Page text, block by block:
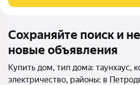
Сохраняйте поиск и
новые объявления
Купить дом, тип дома: таунхаус,
электричество, районы: в